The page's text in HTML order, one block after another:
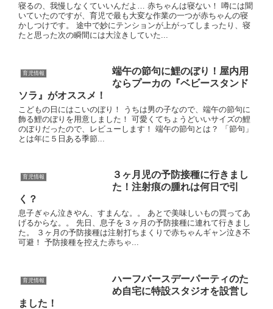
寝るの、我慢しなくていいんだよ… 赤ちゃんは寝ない！ 噂には聞
いていたのですが、育児で最も大変な作業の一つが赤ちゃんの寝
かしつけです。 途中で妙にテンションが上がってしまったり、寝
たと思った次の瞬間には大泣きしていた...
育児情報
端午の節句に鯉のぼり！屋内用
ならプーカの『ベビースタンド
ソラ』がオススメ！
こどもの日にはこいのぼり！ うちは男の子なので、端午の節句に
飾る鯉のぼりを用意しました！ 可愛くてちょうどいいサイズの鯉
のぼりだったので、レビューします！ 端午の節句とは？ 「節句」
とは年に５日ある季節...
育児情報
３ヶ月児の予防接種に行きまし
た！注射痕の腫れは何日で引
く？
息子ぎゃん泣きやん、すまんな。。 あとで美味しいもの買ってあ
げるからな。。 先日、息子を３ヶ月の予防接種に連れて行きまし
た。 ３ヶ月の予防接種は注射打ちまくりで赤ちゃんギャン泣き不
可避！ 予防接種を控えた赤ちゃ...
育児情報
ハーフバースデーパーティのた
め自宅に特設スタジオを設営し
ました！